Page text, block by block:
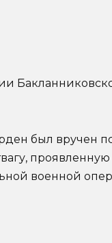
был вручен
военной